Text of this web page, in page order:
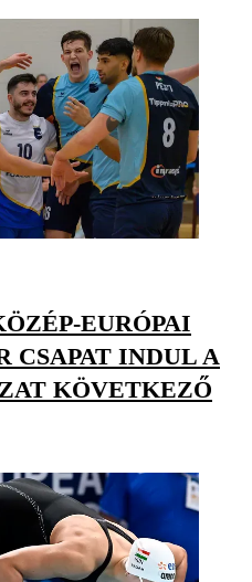
EURÓPAI
CSAPAT INDUL A
KÖVETKEZŐ